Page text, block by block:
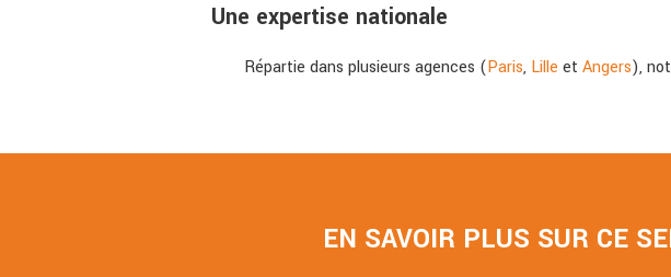
Une expertise nationale
Répartie dans plusieurs agences (Paris, Lille et Angers),
EN SAVOIR PLUS SUR CE